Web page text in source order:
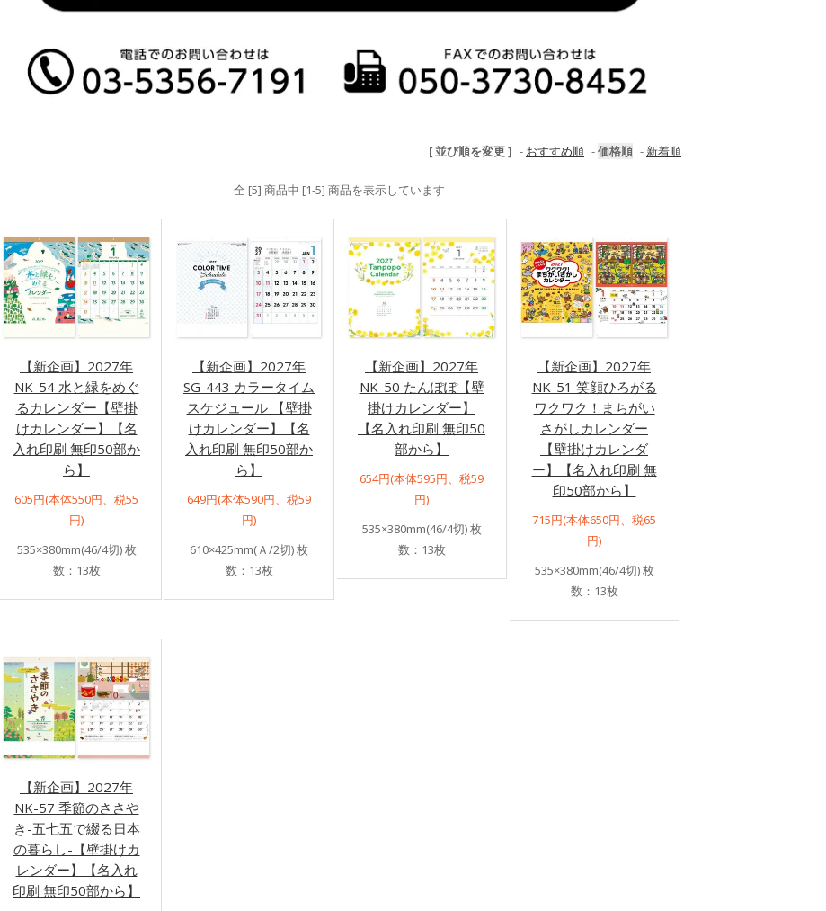
[ 並び順を変更 ] - おすすめ順 -価格順 - 新着順
全 [5] 商品中 [1-5] 商品を表示しています
【新企画】2027年
NK-54 水と緑をめぐ
るカレンダー【壁掛
けカレンダー】【名
入れ印刷 無印50部か
ら】
605円(本体550円、税55
円)
535×380mm(46/4切) 枚
数：13枚
【新企画】2027年
SG-443 カラータイム
スケジュール 【壁掛
けカレンダー】【名
入れ印刷 無印50部か
ら】
649円(本体590円、税59
円)
610×425mm(Ａ/2切) 枚
数：13枚
【新企画】2027年
NK-50 たんぽぽ【壁
掛けカレンダー】
【名入れ印刷 無印50
部から】
654円(本体595円、税59
円)
535×380mm(46/4切) 枚
数：13枚
【新企画】2027年
NK-51 笑顔ひろがる
ワクワク！まちがい
さがしカレンダー
【壁掛けカレンダ
ー】【名入れ印刷 無
印50部から】
715円(本体650円、税65
円)
535×380mm(46/4切) 枚
数：13枚
【新企画】2027年
NK-57 季節のささや
き-五七五で綴る日本
の暮らし-【壁掛けカ
レンダー】【名入れ
印刷 無印50部から】